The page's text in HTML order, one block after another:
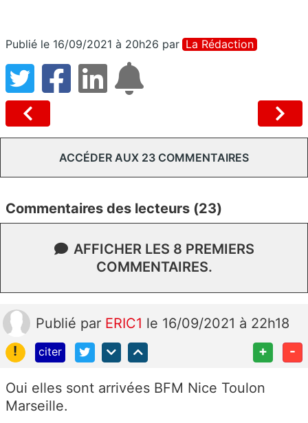
Publié le 16/09/2021 à 20h26 par La Rédaction
ACCÉDER AUX 23 COMMENTAIRES
Commentaires des lecteurs (23)
AFFICHER LES 8 PREMIERS
COMMENTAIRES.
Publié par ERIC1 le 16/09/2021 à 22h18
!
citer + -
Oui elles sont arrivées BFM Nice Toulon
Marseille.